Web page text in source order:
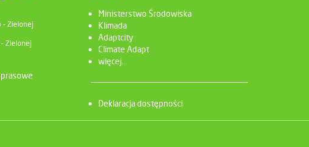
- Zielonej
- Zielonej
Ministerstwo Środowiska
Klimada
Adaptcity
Climate Adapt
więcej...
Deklaracja dostępności